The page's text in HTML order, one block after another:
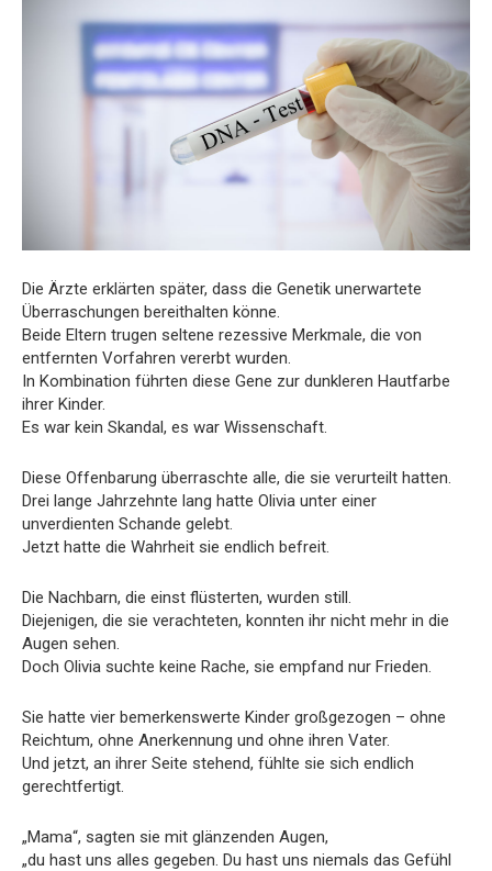
Die Ärzte erklärten später, dass die Genetik unerwartete
Überraschungen bereithalten könne.
Beide Eltern trugen seltene rezessive Merkmale, die von
entfernten Vorfahren vererbt wurden.
In Kombination führten diese Gene zur dunkleren Hautfarbe
ihrer Kinder.
Es war kein Skandal, es war Wissenschaft.
Diese Offenbarung überraschte alle, die sie verurteilt hatten.
Drei lange Jahrzehnte lang hatte Olivia unter einer
unverdienten Schande gelebt.
Jetzt hatte die Wahrheit sie endlich befreit.
Die Nachbarn, die einst flüsterten, wurden still.
Diejenigen, die sie verachteten, konnten ihr nicht mehr in die
Augen sehen.
Doch Olivia suchte keine Rache, sie empfand nur Frieden.
Sie hatte vier bemerkenswerte Kinder großgezogen – ohne
Reichtum, ohne Anerkennung und ohne ihren Vater.
Und jetzt, an ihrer Seite stehend, fühlte sie sich endlich
gerechtfertigt.
„Mama“, sagten sie mit glänzenden Augen,
„du hast uns alles gegeben. Du hast uns niemals das Gefühl